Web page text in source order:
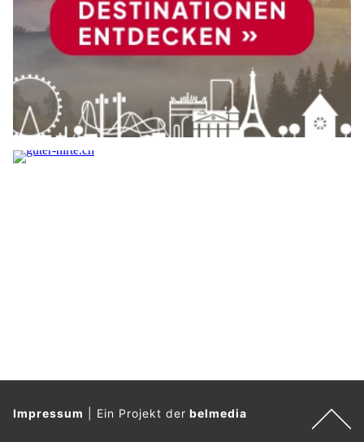
Impressum Ein Projekt derbelmedia